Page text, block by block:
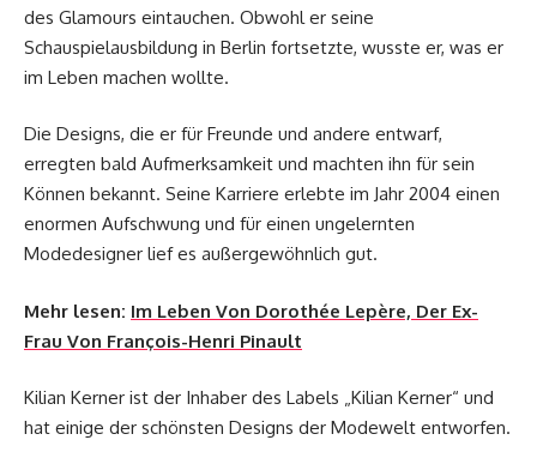
des Glamours eintauchen. Obwohl er seine
Schauspielausbildung in Berlin fortsetzte, wusste er, was er
im Leben machen wollte.
Die Designs, die er für Freunde und andere entwarf,
erregten bald Aufmerksamkeit und machten ihn für sein
Können bekannt. Seine Karriere erlebte im Jahr 2004 einen
enormen Aufschwung und für einen ungelernten
Modedesigner lief es außergewöhnlich gut.
Mehr lesen: Im Leben Von Dorothée Lepère, Der Ex-
Frau Von François-Henri Pinault
Kilian Kerner ist der Inhaber des Labels „Kilian Kerner“ und
hat einige der schönsten Designs der Modewelt entworfen.